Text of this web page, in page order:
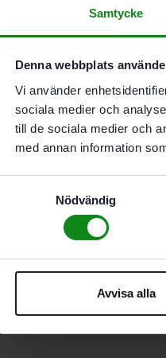
Samtycke
Denna webbplats
Vi använder
sociala medier och
till de sociala medier och
med annan information
Nödvändig
Avvisa alla